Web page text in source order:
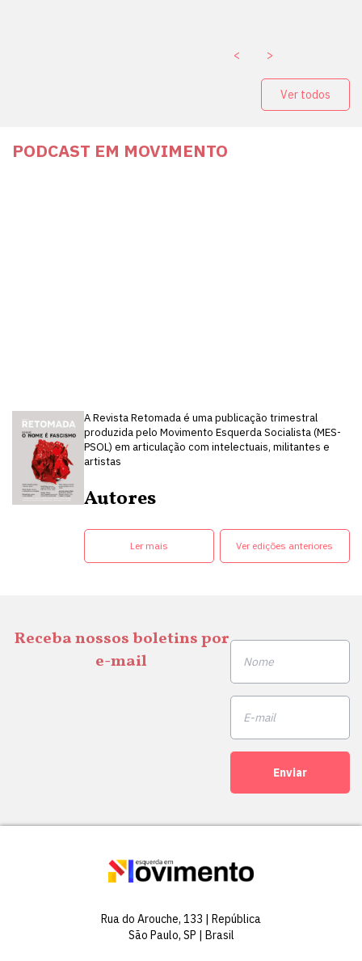
< >
Ver todos
PODCAST EM MOVIMENTO
A Revista Retomada é uma publicação trimestral
produzida pelo Movimento Esquerda Socialista (MES-
PSOL) em articulação com intelectuais, militantes e
artistas
Autores
Ler mais Ver edições anteriores
Receba nossos boletins por
e-mail
Enviar
Rua do Arouche, 133 | República
São Paulo, SP | Brasil